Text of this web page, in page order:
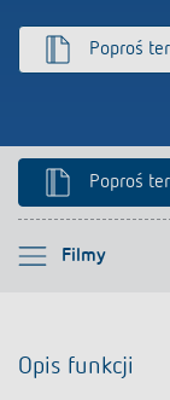
Poproś
Poproś
Filmy
Proszę wybrać
Informacje
Opis funkcji